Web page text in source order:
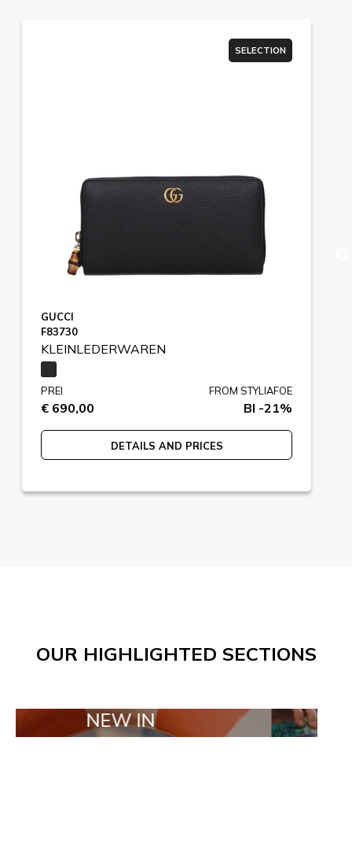
SELECTION
GUCCI
F83730
KLEINLEDERWAREN
PREI
€ 690,00
FROM STYLIAFOE
BI -21%
DETAILS AND PRICES
OUR HIGHLIGHTED SECTIONS
NEW IN TAILOR